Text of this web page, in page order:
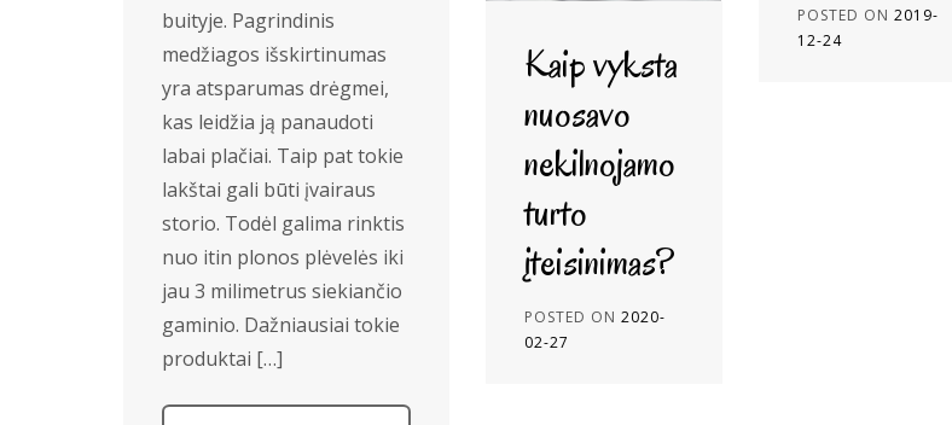
buityje. Pagrindinis
medžiagos išskirtinumas
yra atsparumas drėgmei,
kas leidžia ją panaudoti
labai plačiai. Taip pat tokie
lakštai gali būti įvairaus
storio. Todėl galima rinktis
nuo itin plonos plėvelės iki
jau 3 milimetrus siekiančio
gaminio. Dažniausiai tokie
produktai […]
Kaip vyksta
nuosavo
nekilnojamo
turto
įteisinimas?
POSTED ON2020-
02-27
POSTED ON 2019-
12-24